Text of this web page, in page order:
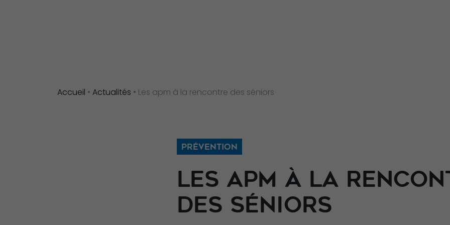
Accueil • Actualités • Les apm à la rencontre des séniors
PRÉVENTION
LES APM À LA
DES SÉNIORS